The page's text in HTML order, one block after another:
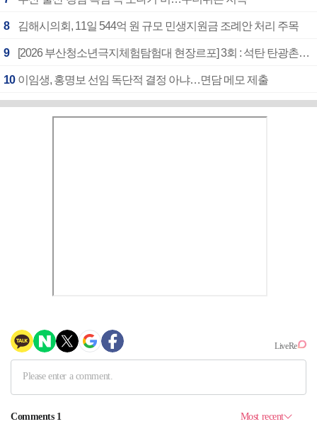
8 김해시의회, 11일 544억 원 규모 민생지원금 조례안 처리 주목
9 [2026 부산청소년극지체험탐험대 현장르포] 3회 : 석탄 탄광촌에서 북극 연구의 중심지로
10 이임생, 홍명보 선임 독단적 결정 아냐…면담 메모 제출